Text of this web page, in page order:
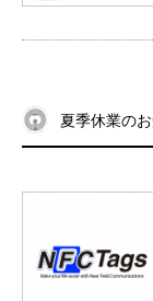
夏季休業の